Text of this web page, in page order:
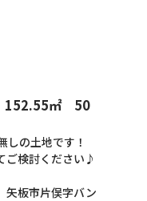
152.55㎡ 50
しの土地です！
ご検討ください♪
市片俣字バン